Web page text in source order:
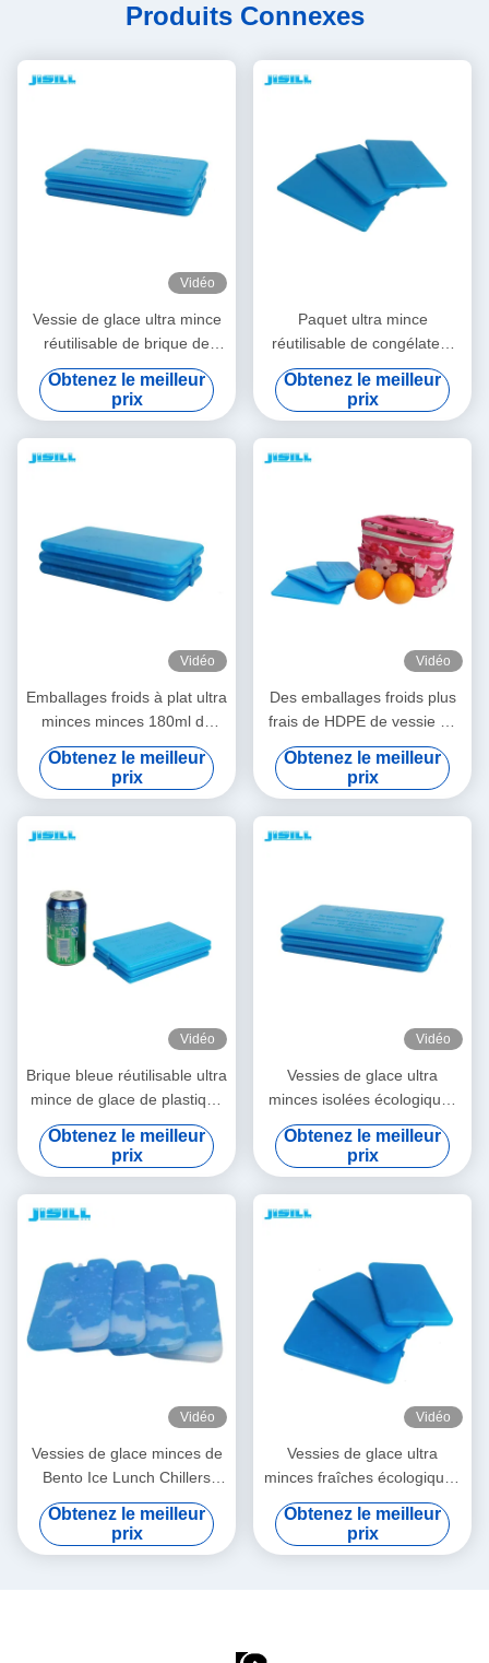
Produits Connexes
Vidéo
Vessie de glace ultra mince
réutilisable de brique de
glace de réfrigérateur de
déjeuner d'OEM avec le gel
de refroidissement
Obtenez le meilleur
prix
Paquet ultra mince
réutilisable de congélateur
de gamelle de vessies de
glace de gel de plastique
rigide de catégorie
comestible
Obtenez le meilleur
prix
Vidéo
Emballages froids à plat ultra
minces minces 180ml de
gamelle de vessie de glace
de norme alimentaire de
HDPE
Obtenez le meilleur
prix
Vidéo
Des emballages froids plus
frais de HDPE de vessie de
glace ultra mince réutilisable
portative de plastique pour
des sacs plus frais
Obtenez le meilleur
prix
Vidéo
Brique bleue réutilisable ultra
mince de glace de plastique
de vessie de glace de gel
avec l'approbation de la
CE/FDA
Obtenez le meilleur
prix
Vidéo
Vessies de glace ultra
minces isolées écologiques
non toxiques avec le gel de
refroidissement pour le sac
de déjeuner
Obtenez le meilleur
prix
Vidéo
Vessies de glace minces de
Bento Ice Lunch Chillers
Ultra de catégorie
comestible d'OEM/ODM
pour des enfants
Obtenez le meilleur
prix
Vidéo
Vessies de glace ultra
minces fraîches écologiques
de refroidisseurs pour la
nourriture/bière 15cm x
10cm x 1cm
Obtenez le meilleur
prix